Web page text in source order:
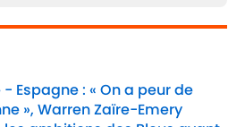
- Espagne : « On a peur de
», Warren Zaïre-Emery